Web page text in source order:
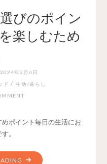
びのポイン
楽しむため
2024年2月6日
ド / 生活/暮らし
ポイント毎日の生活にお
。